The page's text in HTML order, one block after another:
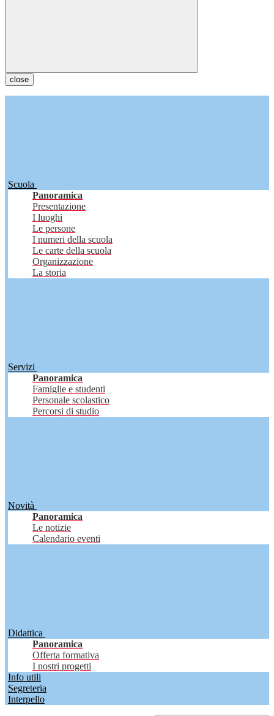
close
Scuola
Panoramica
Presentazione
I luoghi
Le persone
I numeri della scuola
Le carte della scuola
Organizzazione
La storia
Servizi
Panoramica
Famiglie e studenti
Personale scolastico
Percorsi di studio
Novità
Panoramica
Le notizie
Calendario eventi
Didattica
Panoramica
Offerta formativa
I nostri progetti
Info utili
Segreteria
Interpello